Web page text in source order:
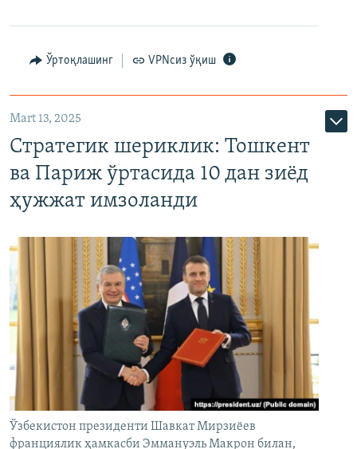
Ўртоқлашинг VPNсиз ўқиш
Mart 13, 2025
Стратегик шериклик: Тошкент
ва Париж ўртасида 10 дан зиёд
ҳужжат имзоланди
Ўзбекистон президенти Шавкат Мирзиёев
франциялик ҳамкасби Эммануэль Макрон билан,